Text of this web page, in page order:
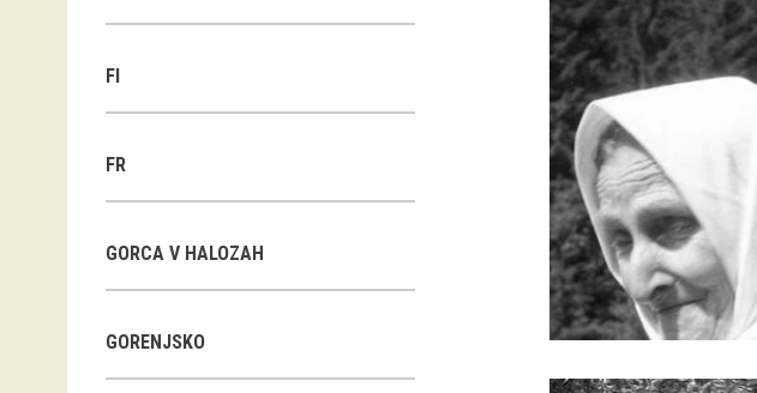
FI
FR
GORCA V HALOZAH
GORENJSKO